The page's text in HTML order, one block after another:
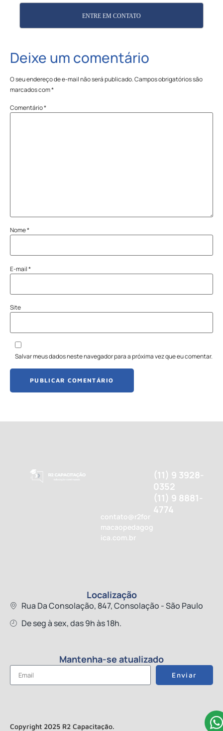
ENTRE EM CONTATO
Deixe um comentário
O seu endereço de e-mail não será publicado.Campos obrigatórios são
marcados com*
Comentário*
Nome*
E-mail*
Site
Salvar meus dados neste navegador para a próxima vez que eu comentar.
contato@r2for
macaopedagog
ica.com.br
(11) 9 3928-
0352
(11) 9 8881-
4774
Localização
Rua Da Consolação, 847, Consolação - São Paulo
De seg à sex, das 9h às 18h.
Mantenha-se atualizado
Enviar
Copyright 2025 R2 Capacitação.